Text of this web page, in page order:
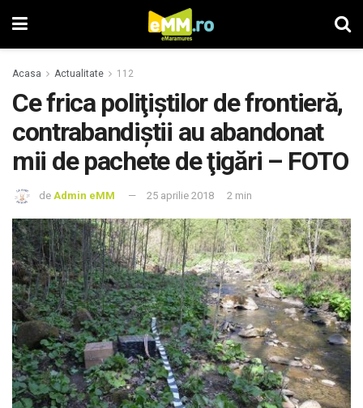
Acasa Actualitate 112
Ce frica poliţiştilor de frontieră,
contrabandiştii au abandonat
mii de pachete de ţigări – FOTO
de Admin eMM 25 aprilie 2018 2 min